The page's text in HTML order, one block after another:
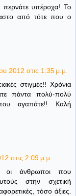
υπέροχα! Το
από τότε που ο
2012 στις 1:35 μ.μ.
στιγμές!! Χρόνια
πάντα πολύ-πολύ
αγαπάτε!! Καλή
στις 2:09 μ.μ.
οι άνθρωποι που
στην σχετική
τόσο άξιες.